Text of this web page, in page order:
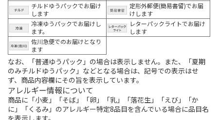
チルドゆうパックでお届け
します
定形外郵便(簡易書留)でお届
けします
冷凍ゆうパックでお届けし
ます。
レターパックライトでお届け
します
佐川急便でのお届けとなり
ます
なお、「普通ゆうパック」の場合は表示しません。また、「夏期
のみチルドゆうパック」などとなる場合は、記号での表示はせ
ず、商品内容欄にその旨を表示しています。
アレルギー情報について
商品に「小麦」「そば」「卵」「乳」「落花生」「えび」「か
に」「くるみ」のアレルギー特定8品目を含んでいる場合に品目名
を表示します。